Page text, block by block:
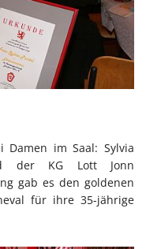
Damen im Saal: Sylvia
der KG Lott Jonn
gab es den goldenen
für ihre 35-jährige